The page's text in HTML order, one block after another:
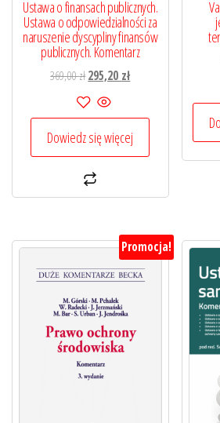
Ustawa o finansach publicznych.
Ustawa o odpowiedzialności za
naruszenie dyscypliny finansów
publicznych. Komentarz
369,00złPierwotna
cena
wynosiła:
369,00 zł.
295,20 złAktualna
295,20 zł.
Dowiedz się więcej
Promocja!